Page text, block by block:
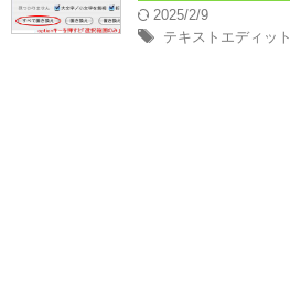
2025/2/9
テキストエディット